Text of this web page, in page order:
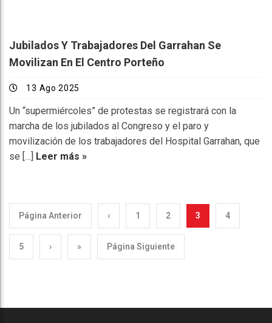
Jubilados Y Trabajadores Del Garrahan Se
Movilizan En El Centro Porteño
13 Ago 2025
Un “supermiércoles” de protestas se registrará con la
marcha de los jubilados al Congreso y el paro y
movilización de los trabajadores del Hospital Garrahan, que
se […] Leer más »
Página Anterior ‹ 1 2 3 4
5 › » Página Siguiente